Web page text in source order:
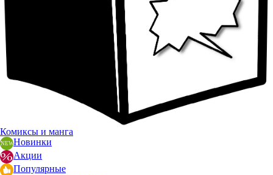
Комиксы и манга
Новинки
Акции
Популярные